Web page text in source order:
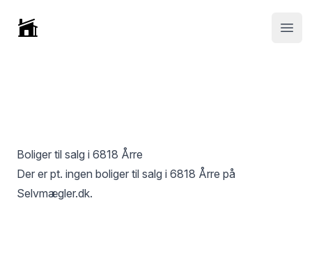
Selvmægler
Boliger til salg i 6818 Årre
Der er pt. ingen boliger til salg i 6818 Årre på
Selvmægler.dk.